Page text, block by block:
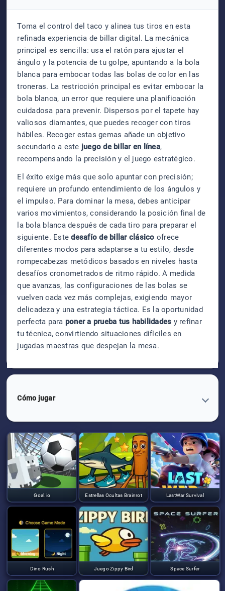
Toma el control del taco y alinea tus tiros en esta
refinada experiencia de billar digital. La mecánica
principal es sencilla: usa el ratón para ajustar el
ángulo y la potencia de tu golpe, apuntando a la bola
blanca para embocar todas las bolas de color en las
troneras. La restricción principal es evitar embocar la
bola blanca, un error que requiere una planificación
cuidadosa para prevenir. Dispersos por el tapete hay
valiosos diamantes, que puedes recoger con tiros
hábiles. Recoger estas gemas añade un objetivo
secundario a este juego de billar en línea,
recompensando la precisión y el juego estratégico.
El éxito exige más que solo apuntar con precisión;
requiere un profundo entendimiento de los ángulos y
el impulso. Para dominar la mesa, debes anticipar
varios movimientos, considerando la posición final de
la bola blanca después de cada tiro para preparar el
siguiente. Estedesafío de billar clásico ofrece
diferentes modos para adaptarse a tu estilo, desde
rompecabezas metódicos basados en niveles hasta
desafíos cronometrados de ritmo rápido. A medida
que avanzas, las configuraciones de las bolas se
vuelven cada vez más complejas, exigiendo mayor
delicadeza y una estrategia táctica. Es la oportunidad
perfecta para poner a prueba tus habilidades y refinar
tu técnica, convirtiendo situaciones difíciles en
jugadas maestras que despejan la mesa.
Cómo jugar
Goal.io Estrellas Ocultas Brainrot LastWar Survival
Dino Rush Juego Zippy Bird Space Surfer